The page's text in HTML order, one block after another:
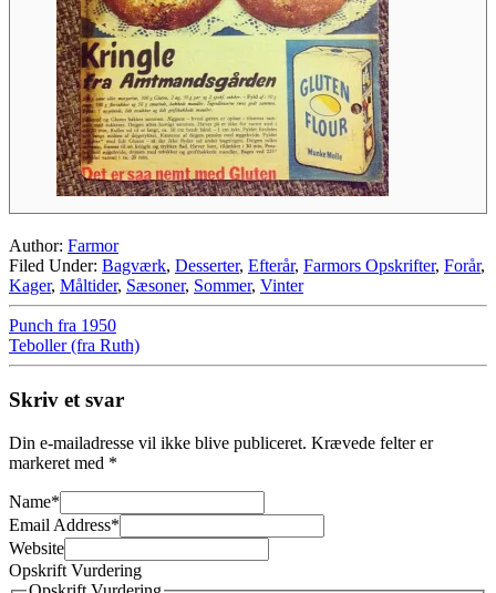
Author: Farmor
Filed Under: Bagværk, Desserter, Efterår, Farmors Opskrifter, Forår,
Kager, Måltider, Sæsoner, Sommer, Vinter
Punch fra 1950
Teboller (fra Ruth)
Skriv et svar
Din e-mailadresse vil ikke blive publiceret. Krævede felter er
markeret med *
Name*
Email Address*
Website
Opskrift Vurdering